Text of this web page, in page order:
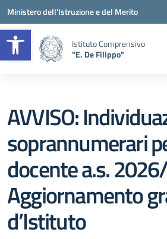
Apri la barra degli
Vai ai contenuti
Vai al menu di navigazione
Vai al footer
Ministero dell'Istruzione e del Merito
Istituto Comprensivo
"E. De Filippo"
AVVISO:
soprannumerari
docente a.s.
Aggiornamento
d’Istituto